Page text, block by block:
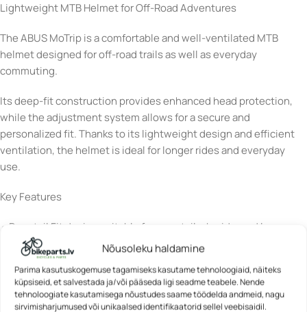
Nõusoleku haldamine
Parima kasutuskogemuse tagamiseks kasutame tehnoloogiaid, näiteks
küpsiseid, et salvestada ja/või pääseda ligi seadme teabele. Nende
tehnoloogiate kasutamisega nõustudes saame töödelda andmeid, nagu
sirvimisharjumused või unikaalsed identifikaatorid sellel veebisaidil.
Lightweight MTB Helmet for Off-Road Adventures
The ABUS MoTrip is a comfortable and well-ventilated MTB
helmet designed for off-road trails as well as everyday
commuting.
Its deep-fit construction provides enhanced head protection,
while the adjustment system allows for a secure and
personalized fit. Thanks to its lightweight design and efficient
ventilation, the helmet is ideal for longer rides and everyday
use.
Key Features
• Ponytail Fit design suitable for ponytails, braids, and longer
hairstyles
• Reflector Sticker for improved visibility in low-light conditions
• Height-adjustable peak for protection against sunlight and
branches
• ZoomTM Spin adjustment system for precise helmet fitting